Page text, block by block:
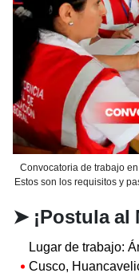
Convocatoria de trabajo
Estos son los requisitos y
➤ ¡Postula al
Lugar de trabajo:
Cusco,